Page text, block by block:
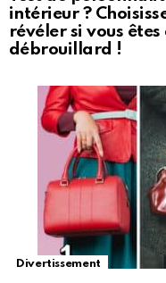
intérieur ?
révéler si vous
débrouillard !
Divertissement